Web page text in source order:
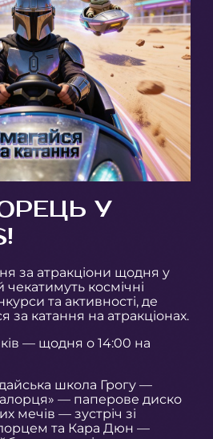
У
за атракціони щодня у
космічні
та активності, де
за катання на атракціонах.
— щодня о 14:00 на
школа Грогу —
— паперове диско
мечів — зустріч зі
та Кара Дюн —